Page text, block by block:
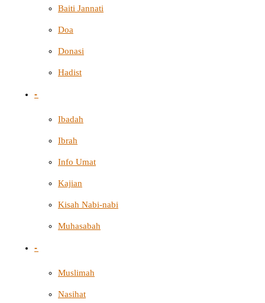
Baiti Jannati
Doa
Donasi
Hadist
-
Ibadah
Ibrah
Info Umat
Kajian
Kisah Nabi-nabi
Muhasabah
-
Muslimah
Nasihat